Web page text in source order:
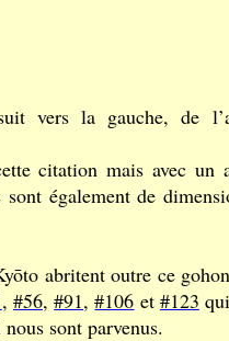
vers la gauche, de
citation mais avec un
également de
abritent outre ce
, #56,#91,#106 et #123
sont parvenus.